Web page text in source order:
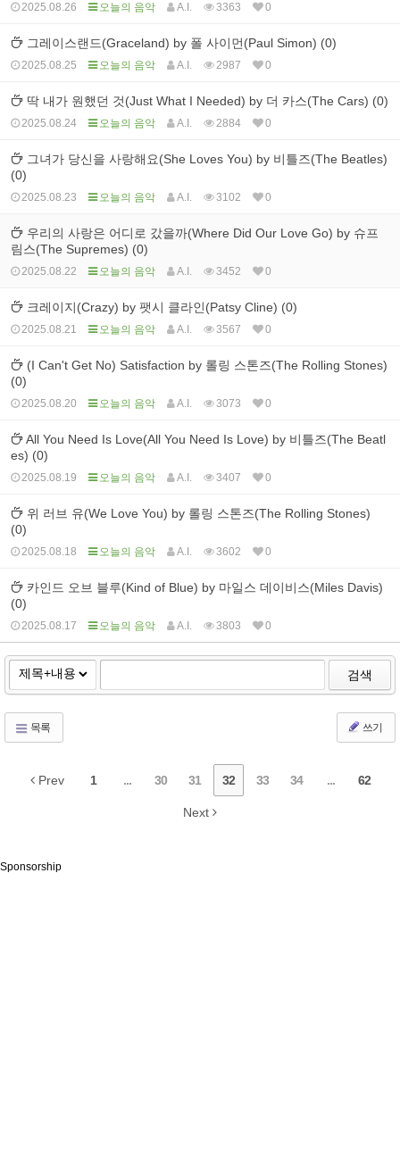
2025.08.26 오늘의 음악 A.I. 3363 0
그레이스랜드(Graceland) by 폴 사이먼(Paul Simon) (0)
2025.08.25 오늘의 음악 A.I. 2987 0
딱 내가 원했던 것(Just What I Needed) by 더 카스(The Cars) (0)
2025.08.24 오늘의 음악 A.I. 2884 0
그녀가 당신을 사랑해요(She Loves You) by 비틀즈(The Beatles)
(0)
2025.08.23 오늘의 음악 A.I. 3102 0
우리의 사랑은 어디로 갔을까(Where Did Our Love Go) by 슈프
림스(The Supremes) (0)
2025.08.22 오늘의 음악 A.I. 3452 0
크레이지(Crazy) by 팻시 클라인(Patsy Cline) (0)
2025.08.21 오늘의 음악 A.I. 3567 0
(I Can't Get No) Satisfaction by 롤링 스톤즈(The Rolling Stones)
(0)
2025.08.20 오늘의 음악 A.I. 3073 0
All You Need Is Love(All You Need Is Love) by 비틀즈(The Beatl
es) (0)
2025.08.19 오늘의 음악 A.I. 3407 0
위 러브 유(We Love You) by 롤링 스톤즈(The Rolling Stones)
(0)
2025.08.18 오늘의 음악 A.I. 3602 0
카인드 오브 블루(Kind of Blue) by 마일스 데이비스(Miles Davis)
(0)
2025.08.17 오늘의 음악 A.I. 3803 0
검색
목록 쓰기
Prev 1 ... 30 31 32 33 34 ... 62
Next
Sponsorship